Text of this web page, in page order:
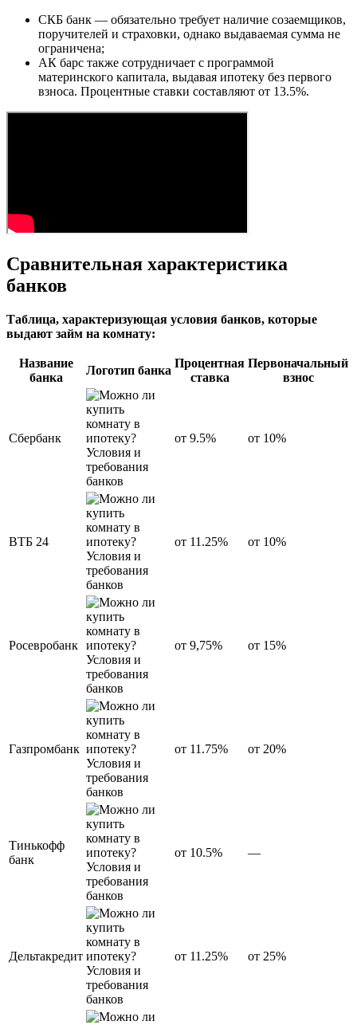
СКБ банк — обязательно требует наличие созаемщиков,
поручителей и страховки, однако выдаваемая сумма не
ограничена;
АК барс также сотрудничает с программой
материнского капитала, выдавая ипотеку без первого
взноса. Процентные ставки составляют от 13.5%.
Сравнительная характеристика
банков
Таблица, характеризующая условия банков, которые
выдают займ на комнату:
Название
банка
Логотип банка
Процентная
ставка
Первоначальный
взнос
Сбербанк от 9.5% от 10%
ВТБ 24 от 11.25% от 10%
Росевробанк от 9,75% от 15%
Газпромбанк от 11.75% от 20%
Тинькофф
банк
от 10.5% —
Дельтакредит от 11.25% от 25%